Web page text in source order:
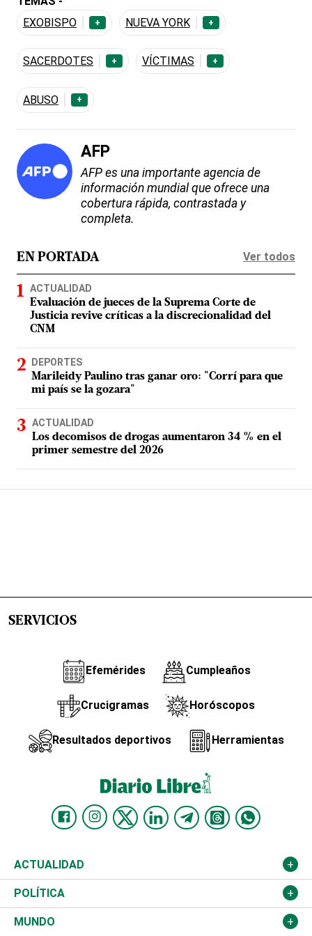
EXOBISPO
+ NUEVA YORK +
SACERDOTES + VÍCTIMAS +
ABUSO +
AFP
AFP es una importante agencia de
información mundial que ofrece una
cobertura rápida, contrastada y
completa.
EN PORTADA Ver todos
ACTUALIDAD
Evaluación de jueces de la Suprema Corte de
Justicia revive críticas a la discrecionalidad del
CNM
DEPORTES
Marileidy Paulino tras ganar oro: "Corrí para que
mi país se la gozara"
ACTUALIDAD
Los decomisos de drogas aumentaron 34 % en el
primer semestre del 2026
SERVICIOS
Efemérides Cumpleaños
Crucigramas Horóscopos
Resultados deportivos Herramientas
ACTUALIDAD
Nacional
Ciudad
POLÍTICA
Partidos
MUNDO